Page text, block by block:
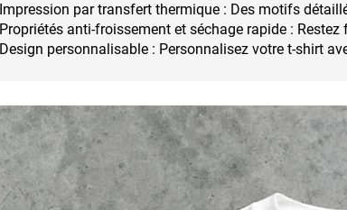
Impression par transfert thermique : Des motifs
Propriétés anti-froissement et séchage rapide :
Design personnalisable : Personnalisez votre t-shirt